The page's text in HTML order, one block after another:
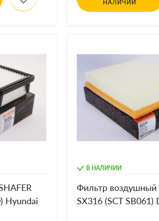
НАЛИЧИИ
Hyundai
В НАЛИЧИИ
Фильтр воздушный
SX316 (SCT SB061)